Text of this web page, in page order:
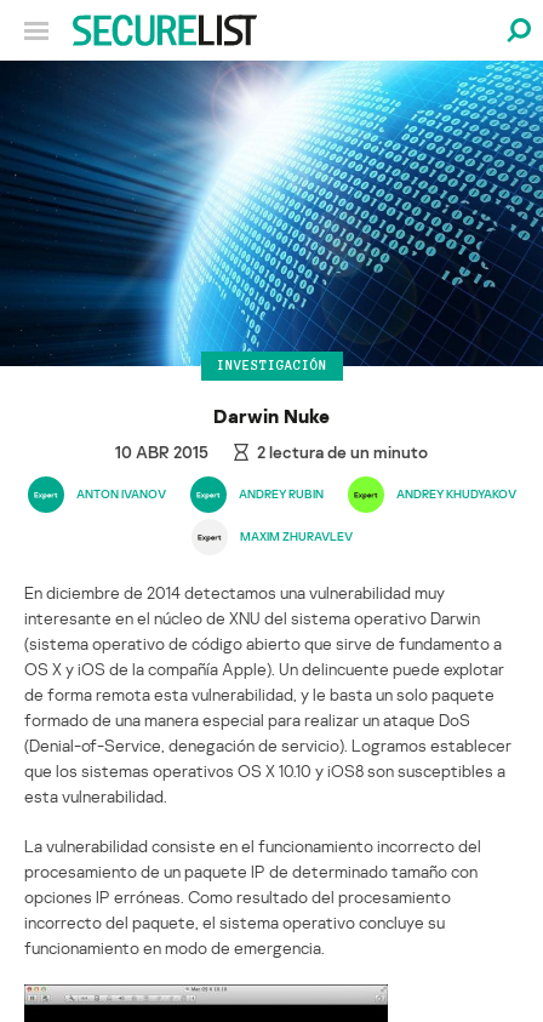
INVESTIGACIÓN
Darwin Nuke
10 ABR 2015 2lectura de un minuto
ANTON IVANOV ANDREY RUBIN ANDREY KHUDYAKOV
MAXIM ZHURAVLEV
En diciembre de 2014 detectamos una vulnerabilidad muy
interesante en el núcleo de XNU del sistema operativo Darwin
(sistema operativo de código abierto que sirve de fundamento a
OS X y iOS de la compañía Apple). Un delincuente puede explotar
de forma remota esta vulnerabilidad, y le basta un solo paquete
formado de una manera especial para realizar un ataque DoS
(Denial-of-Service, denegación de servicio). Logramos establecer
que los sistemas operativos OS X 10.10 y iOS8 son susceptibles a
esta vulnerabilidad.
La vulnerabilidad consiste en el funcionamiento incorrecto del
procesamiento de un paquete IP de determinado tamaño con
opciones IP erróneas. Como resultado del procesamiento
incorrecto del paquete, el sistema operativo concluye su
funcionamiento en modo de emergencia.